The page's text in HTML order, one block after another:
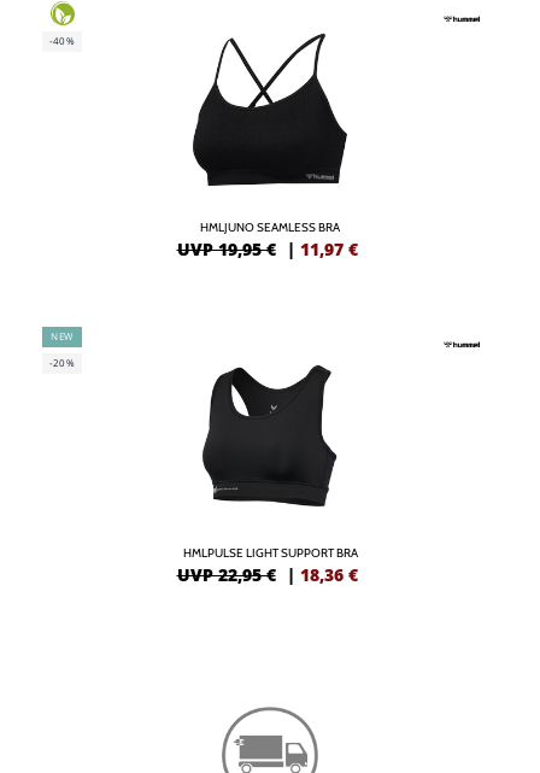
-40%
HMLJUNO SEAMLESS BRA
UVP 19,95 € | 11,97 €
NEW
-20%
HMLPULSE LIGHT SUPPORT BRA
UVP 22,95 € | 18,36 €